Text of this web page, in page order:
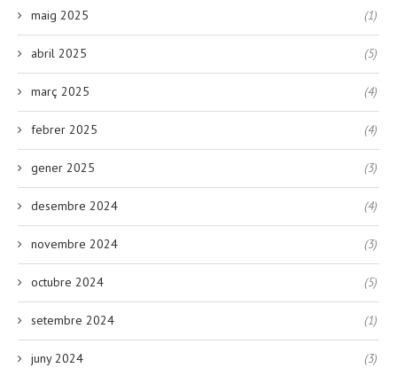
maig 2025 (1)
abril 2025 (5)
març 2025 (4)
febrer 2025 (4)
gener 2025 (3)
desembre 2024 (4)
novembre 2024 (3)
octubre 2024 (5)
setembre 2024 (1)
juny 2024 (3)